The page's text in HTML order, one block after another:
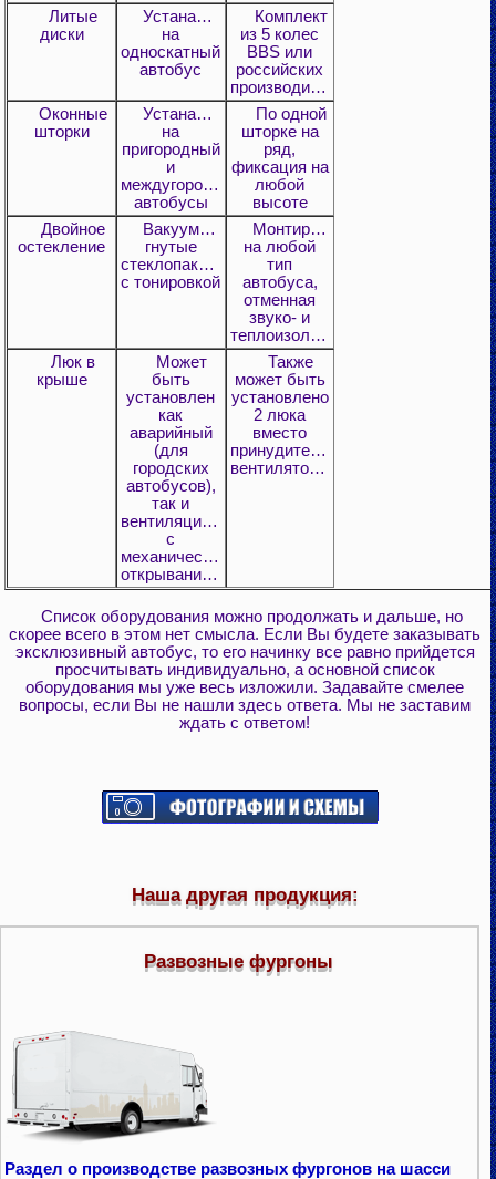
Литые
диски
Устанавливаются
на
односкатный
автобус
Комплект
из 5 колес
BBS или
российских
производителей
Оконные
шторки
Устанавливаются
на
пригородный
и
междугородний
автобусы
По одной
шторке на
ряд,
фиксация на
любой
высоте
Двойное
остекление
Вакуумные
гнутые
стеклопакеты
с тонировкой
Монтируются
на любой
тип
автобуса,
отменная
звуко- и
теплоизоляция
Люк в
крыше
Может
быть
установлен
как
аварийный
(для
городских
автобусов),
так и
вентиляционный
с
механическим
открыванием.
Также
может быть
установлено
2 люка
вместо
принудительных
вентиляторов
Список оборудования можно продолжать и дальше, но
скорее всего в этом нет смысла. Если Вы будете заказывать
эксклюзивный автобус, то его начинку все равно прийдется
просчитывать индивидуально, а основной список
оборудования мы уже весь изложили. Задавайте смелее
вопросы, если Вы не нашли здесь ответа. Мы не заставим
ждать с ответом!
Наша другая продукция:
Развозные фургоны
Раздел о производстве развозных фургонов на шасси